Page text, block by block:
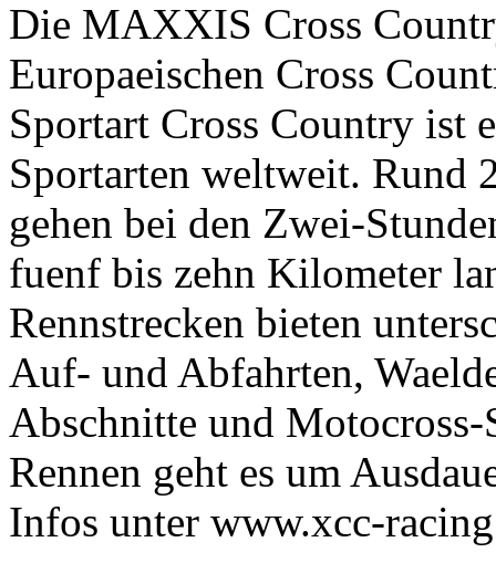
Die MAXXIS Cross
Europaeischen Cross
Sportart Cross Country ist
Sportarten weltweit. Rund
gehen bei den Zwei-
fuenf bis zehn Kilometer
Rennstrecken bieten
Auf- und Abfahrten,
Abschnitte und
Rennen geht es um
Infos unter www.xcc-